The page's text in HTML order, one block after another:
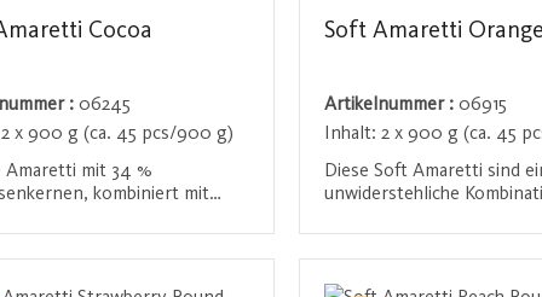
Cocoa
: 06245
2 x 900 g (ca. 45 pcs/900 g)
Amaretti mit 34 %
kombiniert mit
versprechen
Geschmackserlebnis.
Verbindung aus
Anmelden / Registrieren
Soft Amaretti Orange
Artikelnummer :06915
Inhalt:2 x 900 g (ca. 45
Diese Soft Amaretti sind
unwiderstehliche
% kandierter
Bissen bietet eine
Mischung aus süßer
Anmelden /